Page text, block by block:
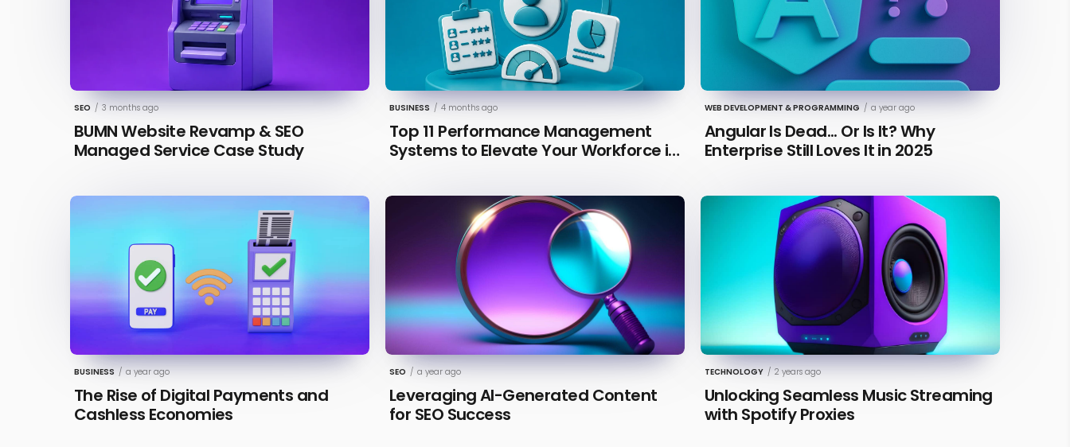
SEO / 3 months ago
BUMN Website Revamp & SEO
Managed Service Case Study
BUSINESS / 4 months ago
Top 11 Performance Management
Systems to Elevate Your Workforce in
WEB DEVELOPMENT & PROGRAMMING / a year ago
Angular Is Dead... Or Is It? Why
Enterprise Still Loves It in 2025
BUSINESS / a year ago
The Rise of Digital Payments and
Cashless Economies
SEO / a year ago
Leveraging AI-Generated Content
for SEO Success
TECHNOLOGY / 2 years ago
Unlocking Seamless Music Streaming
with Spotify Proxies